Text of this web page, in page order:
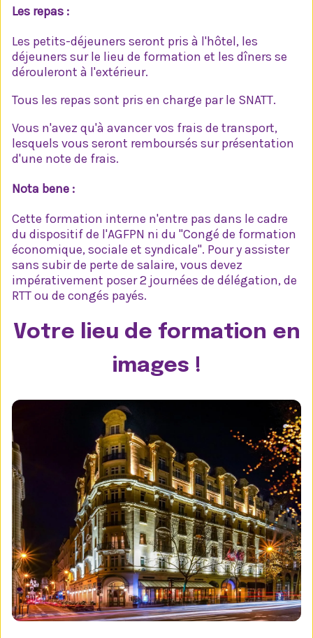
Les repas :
Les petits-déjeuners seront pris à l'hôtel, les
déjeuners sur le lieu de formation et les dîners se
dérouleront à l'extérieur.
Tous les repas sont pris en charge par le SNATT.
Vous n'avez qu'à avancer vos frais de transport,
lesquels vous seront remboursés sur présentation
d'une note de frais.
Nota bene :
Cette formation interne n'entre pas dans le cadre
du dispositif de l'AGFPN ni du "Congé de formation
économique, sociale et syndicale". Pour y assister
sans subir de perte de salaire, vous devez
impérativement poser 2 journées de délégation, de
RTT ou de congés payés.
Votre lieu de formation en
images !